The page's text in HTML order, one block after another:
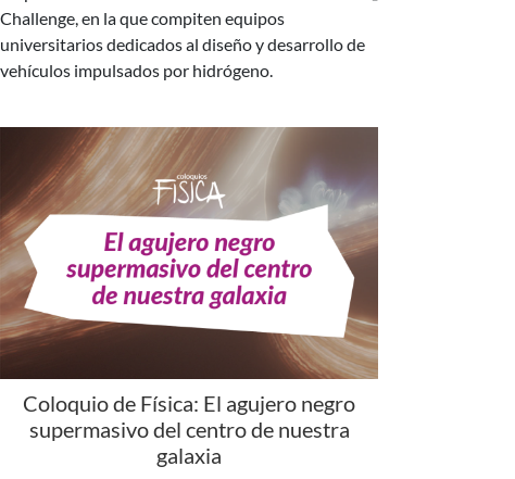
vehículos impulsados por hidrógeno.
Coloquio de Física: El agujero negro
supermasivo del centro de nuestra
galaxia
En esta charla, el Dr. Gastón Gilbert hará una
introducción a la física de los agujeros negros y